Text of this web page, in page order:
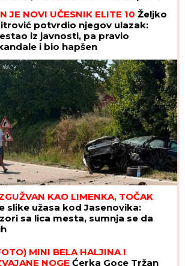
U PROGRAMU UŽIVO!
tvrdi da joj je Asmin slao
slike, zapretila mu: "Vidimo se
sudu, iskorišćavaš žene za pare"
LJUDIMA, ZNALI SU ŠTA RADE!"
USKORO UDAJE ZA TIGRA, a
cilja na Dragana Stankovića
JE NOVI UČESNIK ELITE 10
iz javnosti, pa pravio
i bio hapšen